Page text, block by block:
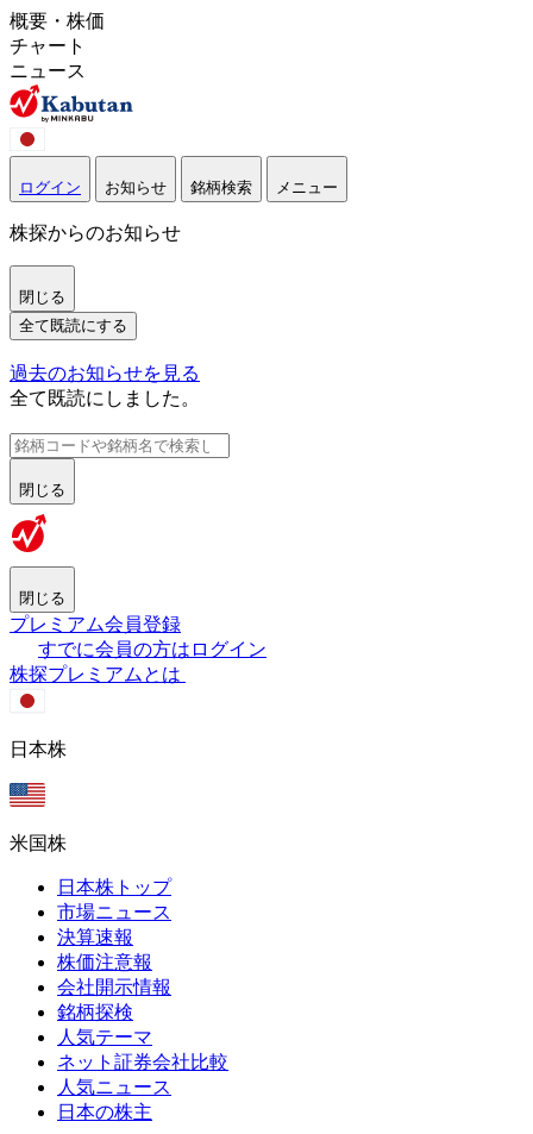
概要・株価
チャート
ニュース
ログイン お知らせ 銘柄検索 メニュー
株探からのお知らせ
閉じる
全て既読にする
過去のお知らせを見る
全て既読にしました。
閉じる
閉じる
プレミアム会員登録
すでに会員の方はログイン
株探プレミアムとは
日本株
米国株
日本株トップ
市場ニュース
決算速報
株価注意報
会社開示情報
銘柄探検
人気テーマ
ネット証券会社比較
人気ニュース
日本の株主